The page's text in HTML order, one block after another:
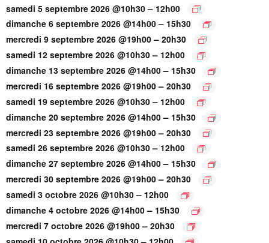
samedi 5 septembre 2026 @10h30– 12h00
dimanche 6 septembre 2026 @14h00– 15h30
mercredi 9 septembre 2026 @19h00– 20h30
samedi 12 septembre 2026 @10h30– 12h00
dimanche 13 septembre 2026 @14h00– 15h30
mercredi 16 septembre 2026 @19h00– 20h30
samedi 19 septembre 2026 @10h30– 12h00
dimanche 20 septembre 2026 @14h00– 15h30
mercredi 23 septembre 2026 @19h00– 20h30
samedi 26 septembre 2026 @10h30– 12h00
dimanche 27 septembre 2026 @14h00– 15h30
mercredi 30 septembre 2026 @19h00– 20h30
samedi 3 octobre 2026 @10h30– 12h00
dimanche 4 octobre 2026 @14h00– 15h30
mercredi 7 octobre 2026 @19h00– 20h30